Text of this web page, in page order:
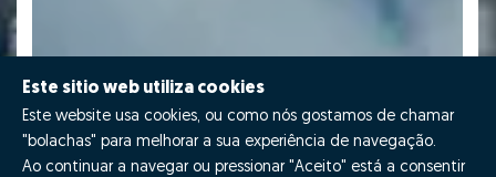
Este sitio web utiliza cookies
Este website usa cookies, ou como nós gostamos de chamar
"bolachas" para melhorar a sua experiência de navegação.
Ao continuar a navegar ou pressionar "Aceito" está a consentir